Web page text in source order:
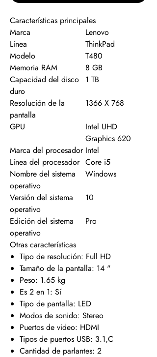
Características principales
Marca
Lenovo
Línea
ThinkPad
Modelo
T480
Memoria RAM
8 GB
Capacidad del disco
duro
1 TB
Resolución de la
pantalla
1366 X 768
GPU
Intel UHD
Graphics 620
Marca del procesador Intel
Línea del procesador Core i5
Nombre del sistema
operativo
Windows
Versión del sistema
operativo
10
Edición del sistema
operativo
Pro
Otras características
Tipo de resolución: Full HD
Tamaño de la pantalla: 14 "
Peso: 1.65 kg
Es 2 en 1: Sí
Tipo de pantalla: LED
Modos de sonido: Stereo
Puertos de video: HDMI
Tipos de puertos USB: 3.1,C
Cantidad de parlantes: 2